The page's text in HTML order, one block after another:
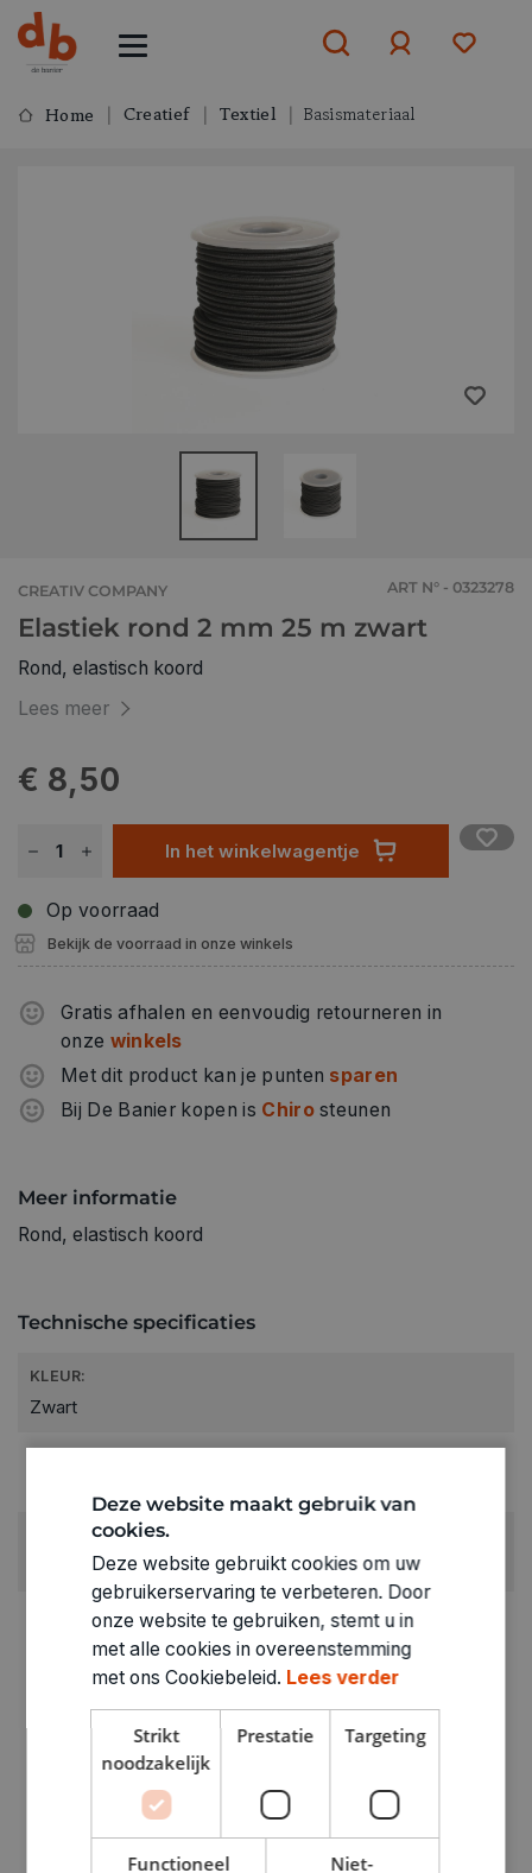
Home Creatief Textiel Basismateriaal
CREATIV COMPANY ART N° - 0323278
Elastiek rond 2 mm 25 m zwart
Rond, elastisch koord
Lees meer
€ 8,50
In het winkelwagentje
Op voorraad
Bekijk de voorraad in onze winkels
Gratis afhalen en eenvoudig retourneren in
onze winkels
Met dit product kan je punten sparen
Bij De Banier kopen is Chirosteunen
Meer informatie
Rond, elastisch koord
Technische specificaties
KLEUR:
Zwart
GEWICHT
0.095kg
ARTIKELNUMMER
0323278
Deze website maakt gebruik van
cookies.
Deze website gebruikt cookies om uw
gebruikerservaring te verbeteren. Door
onze website te gebruiken, stemt u in
met alle cookies in overeenstemming
met ons Cookiebeleid. Lees verder
Strikt
noodzakelijk
Prestatie Targeting
Functioneel
Niet-